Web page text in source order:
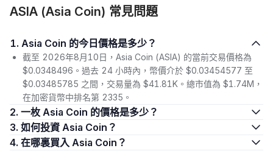
ASIA (Asia Coin) 常見問題
1. Asia Coin 的今日價格是多少？
截至 2026年8月10日，Asia Coin (ASIA) 的當前交易價格為
$0.0348496。過去 24 小時內，幣價介於 $0.03454577 至
$0.03485785 之間，交易量為 $41.81K。總市值為 $1.74M，
在加密貨幣中排名第 2335。
2. 一枚 Asia Coin 的價格是多少？
3. 如何投資 Asia Coin？
4. 在哪裏買入 Asia Coin？